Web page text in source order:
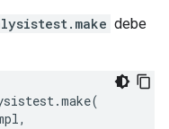
debe
.make(
,